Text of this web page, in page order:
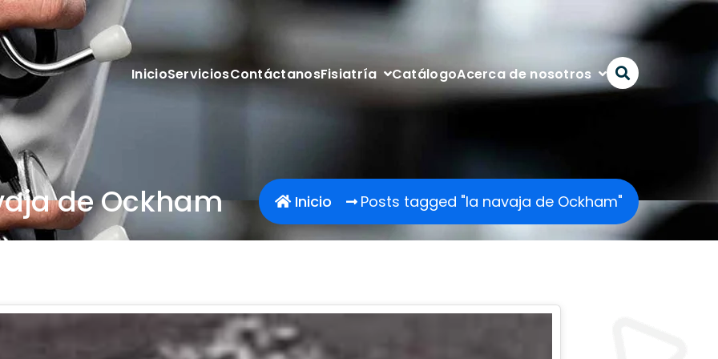
InicioServiciosContáctanosFisiatría CatálogoAcerca de nosotros
de Ockham Inicio Posts tagged "la navaja de Ockham"